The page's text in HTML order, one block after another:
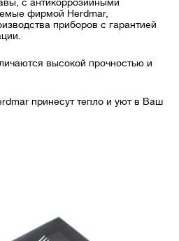
с антикоррозийными
фирмой Herdmar,
приборов с гарантией
высокой прочностью и
принесут тепло и уют в Ваш